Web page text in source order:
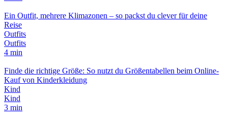
Ein Outfit, mehrere Klimazonen – so packst du clever für deine
Reise
Outfits
Outfits
4 min
Finde die richtige Größe: So nutzt du Größentabellen beim Online-
Kauf von Kinderkleidung
Kind
Kind
3 min